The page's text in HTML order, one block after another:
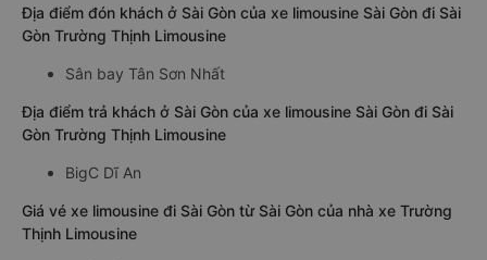
Địa điểm đón khách ở Sài Gòn của xe limousine Sài Gòn đi Sài
Gòn Trường Thịnh Limousine
Sân bay Tân Sơn Nhất
Địa điểm trả khách ở Sài Gòn của xe limousine Sài Gòn đi Sài
Gòn Trường Thịnh Limousine
BigC Dĩ An
Giá vé xe limousine đi Sài Gòn từ Sài Gòn của nhà xe Trường
Thịnh Limousine